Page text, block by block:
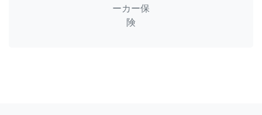
ーカー保
険